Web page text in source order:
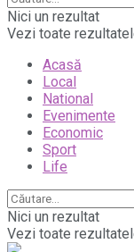
Nici un rezultat
Vezi toate
Acasă
Local
National
Evenimente
Economic
Sport
Life
Nici un rezultat
Vezi toate